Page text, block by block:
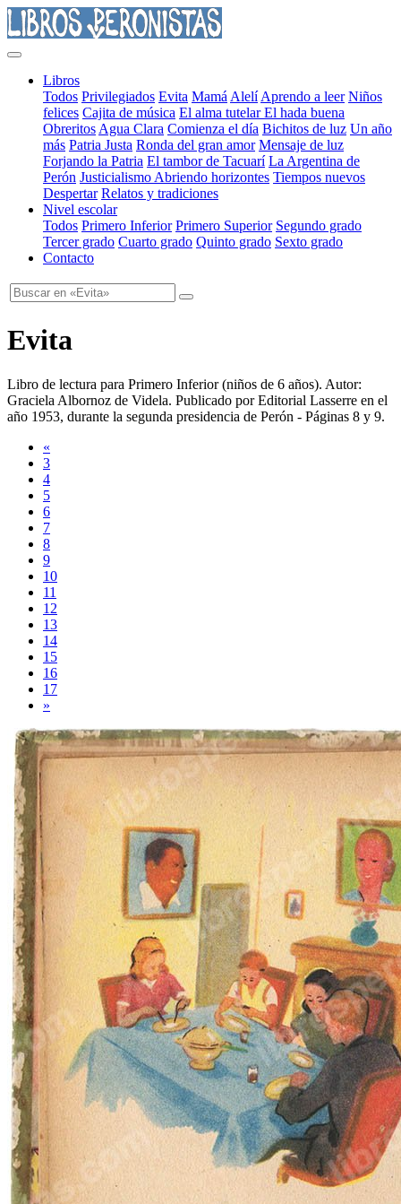
Libros
Todos Privilegiados Evita Mamá Alelí Aprendo a leer Niños
felices Cajita de música El alma tutelarEl hada buena
Obreritos Agua Clara Comienza el día Bichitos de luz Un año
más Patria Justa Ronda del gran amor Mensaje de luz
Forjando la Patria El tambor de Tacuarí La Argentina de
Perón Justicialismo Abriendo horizontes Tiempos nuevos
Despertar Relatos y tradiciones
Nivel escolar
Todos Primero Inferior Primero Superior Segundo grado
Tercer grado Cuarto grado Quinto grado Sexto grado
Contacto
Evita
Libro de lectura para Primero Inferior(niños de 6 años). Autor:
Graciela Albornoz de Videla. Publicado porEditorial Lasserre en el
año 1953, durante la segunda presidencia de Perón - Páginas 8 y 9.
«
3
4
5
6
7
8
9
10
11
12
13
14
15
16
17
»